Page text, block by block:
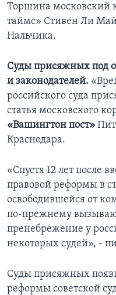
Торшина московский
таймс» Стивен Ли
Нальчика.
Суды присяжных под
и законодателей.
российского суда
статья московского
«Вашингтон пост»
Краснодара.
«Спустя 12 лет после
правовой реформы в
освободившейся от
по-прежнему
пренебрежение у
некоторых судей», -
Суды присяжных
реформы советской